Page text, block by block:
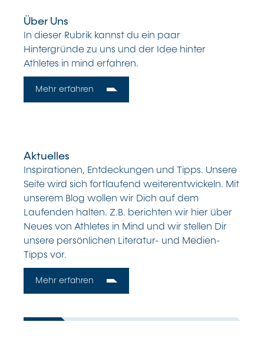
Über Uns
In dieser Rubrik kannst du ein paar
Hintergründe zu uns und der Idee hinter
Athletes in mind erfahren.
Mehr erfahren
Aktuelles
Inspirationen, Entdeckungen und Tipps. Unsere
Seite wird sich fortlaufend weiterentwickeln. Mit
unserem Blog wollen wir Dich auf dem
Laufenden halten. Z.B. berichten wir hier über
Neues von Athletes in Mind und wir stellen Dir
unsere persönlichen Literatur- und Medien-
Tipps vor.
Mehr erfahren